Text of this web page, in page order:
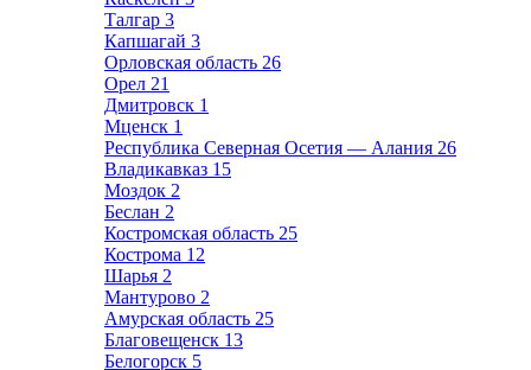
Талгар 3
Капшагай 3
Орловская область 26
Орел 21
Дмитровск 1
Мценск 1
Республика Северная Осетия — Алания 26
Владикавказ 15
Моздок 2
Беслан 2
Костромская область 25
Кострома 12
Шарья 2
Мантурово 2
Амурская область 25
Благовещенск 13
Белогорск 5